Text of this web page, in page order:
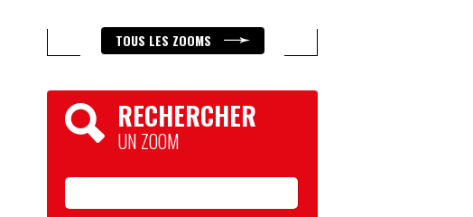
TOUS LES ZOOMS
RECHERCHER
UN ZOOM